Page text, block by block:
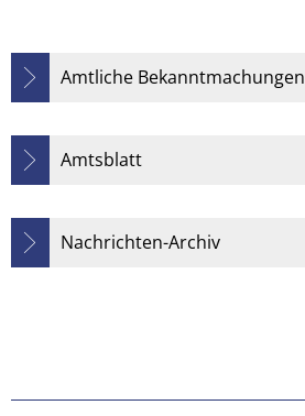
Amtliche Bekanntmachungen
Amtsblatt
Nachrichten-Archiv